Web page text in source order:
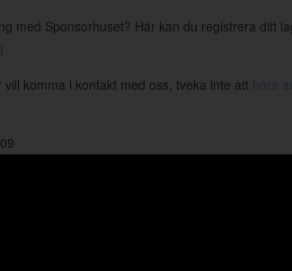
med Sponsorhuset? Här kan du registrera ditt
komma i kontakt med oss, tveka inte att höra